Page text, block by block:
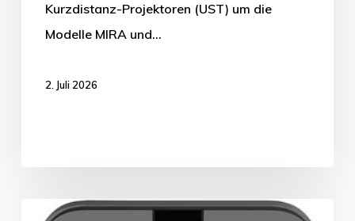
Kurzdistanz-Projektoren (UST) um die
Modelle MIRA und…
2. Juli 2026